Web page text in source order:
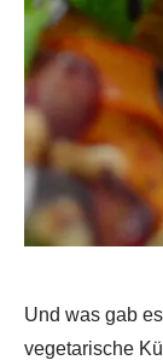
Und was gab
vegetarische